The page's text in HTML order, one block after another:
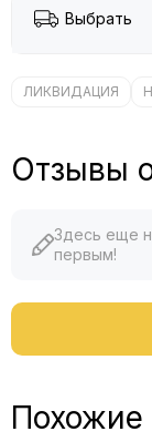
Выбрать
ЛИКВИДАЦИЯ
Отзывы
Здесь еще
первым!
Похожие